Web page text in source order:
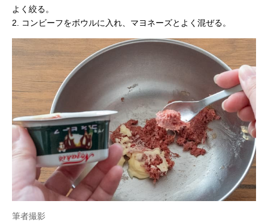
よく絞る。
2. コンビーフをボウルに入れ、マヨネーズとよく混ぜる。
筆者撮影